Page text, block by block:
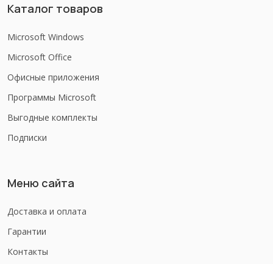
Каталог товаров
Microsoft Windows
Microsoft Office
Офисные приложения
Программы Microsoft
Выгодные комплекты
Подписки
Меню сайта
Доставка и оплата
Гарантии
Контакты